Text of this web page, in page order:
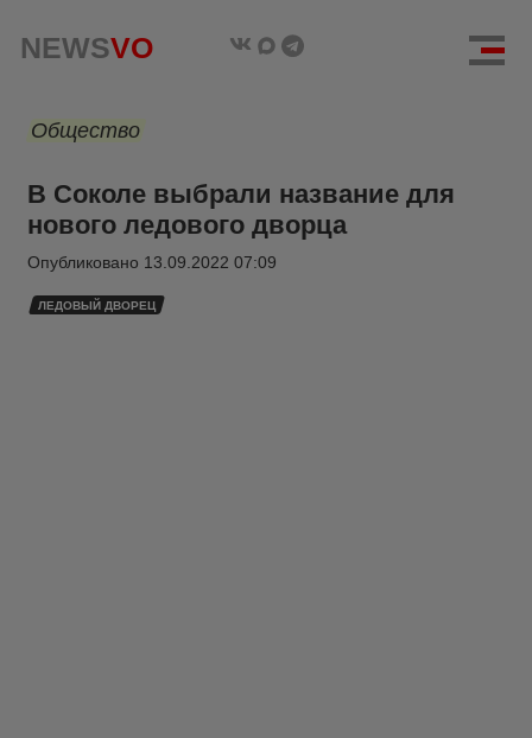
NEWSVO
Общество
В Соколе выбрали название для
нового ледового дворца
Опубликовано 13.09.2022 07:09
ЛЕДОВЫЙ ДВОРЕЦ